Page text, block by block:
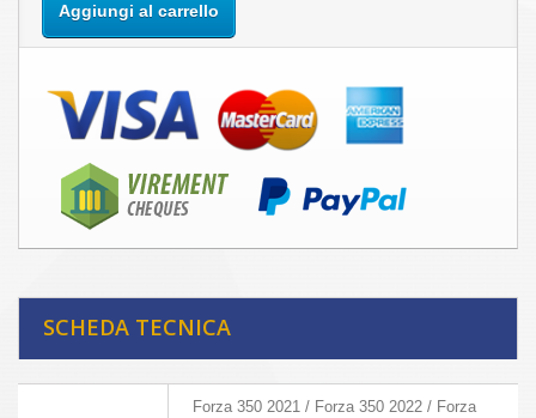
Aggiungi al carrello
SCHEDA TECNICA
Forza 350 2021 / Forza 350 2022 / Forza